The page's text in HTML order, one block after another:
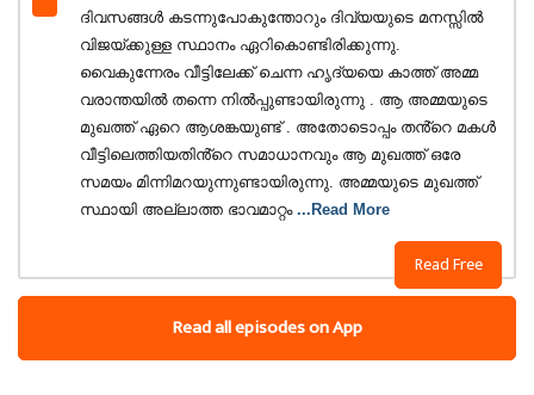
Read Free
ദിവസങ്ങൾ കടന്നുപോകുന്തോറും ദിവ്യയുടെ മനസ്സിൽ
വിജയ്ക്കുള്ള സ്ഥാനം ഏറികൊണ്ടിരിക്കുന്നു.
വൈകുന്നേരം വീട്ടിലേക്ക് ചെന്ന ഹൃദ്യയെ കാത്ത് അമ്മ
വരാന്തയിൽ തന്നെ നിൽപ്പുണ്ടായിരുന്നു . ആ അമ്മയുടെ
മുഖത്ത് ഏറെ ആശങ്കയുണ്ട് . അതോടൊപ്പം തൻ്റെ മകൾ
വീട്ടിലെത്തിയതിൻ്റെ സമാധാനവും ആ മുഖത്ത് ഒരേ
സമയം മിന്നിമറയുന്നുണ്ടായിരുന്നു. അമ്മയുടെ മുഖത്ത്
സ്ഥായി അല്ലാത്ത ഭാവമാറ്റം ...Read More
Read all episodes on App